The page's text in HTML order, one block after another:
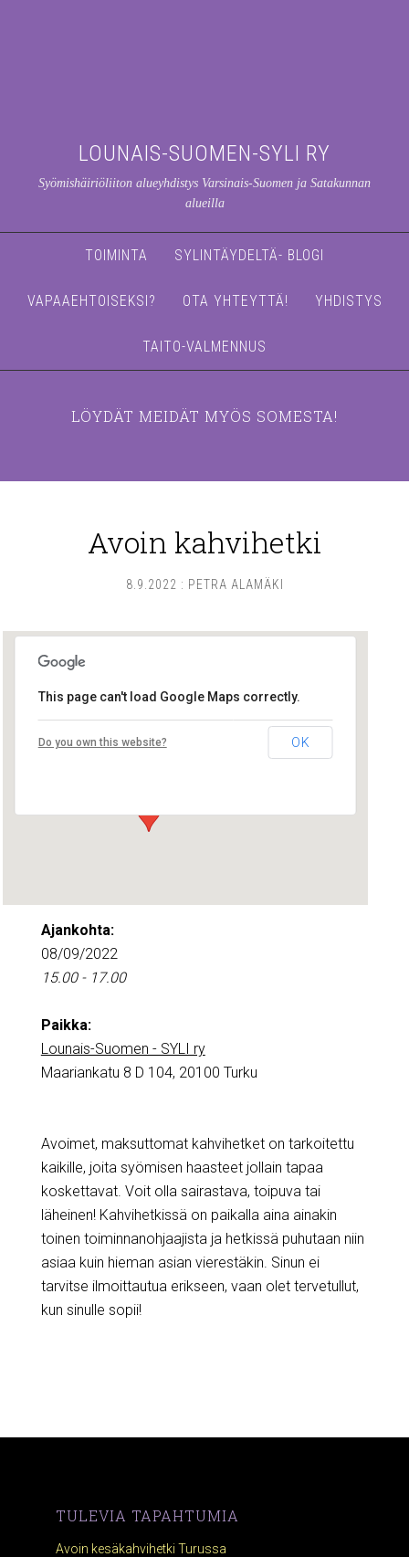
LOUNAIS-SUOMEN-SYLI RY
Syömishäiriöliiton alueyhdistys Varsinais-Suomen ja Satakunnan
alueilla
TOIMINTA SYLINTÄYDELTÄ- BLOGI
VAPAAEHTOISEKSI? OTA YHTEYTTÄ! YHDISTYS
TAITO-VALMENNUS
LÖYDÄT MEIDÄT MYÖS SOMESTA!
Avoin kahvihetki
8.9.2022 : PETRA ALAMÄKI
Lounais-Suomen – SYLI ry
Maariankatu 8 D 104 - Turku
This page can't load Google Maps correctly.
Do you own this website? OK
Ajankohta:
08/09/2022
15.00 - 17.00
Paikka:
Lounais-Suomen - SYLI ry
Maariankatu 8 D 104, 20100 Turku
Avoimet, maksuttomat kahvihetket on tarkoitettu
kaikille, joita syömisen haasteet jollain tapaa
koskettavat. Voit olla sairastava, toipuva tai
läheinen! Kahvihetkissä on paikalla aina ainakin
toinen toiminnanohjaajista ja hetkissä puhutaan niin
asiaa kuin hieman asian vierestäkin. Sinun ei
tarvitse ilmoittautua erikseen, vaan olet tervetullut,
kun sinulle sopii!
TULEVIA TAPAHTUMIA
Avoin kesäkahvihetki Turussa